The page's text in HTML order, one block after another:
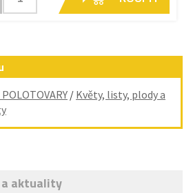
POLOTOVARY / Květy, listy, plody a
a aktuality